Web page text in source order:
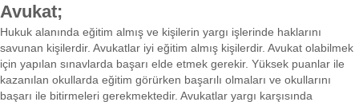
Avukat;
Hukuk alanında eğitim almış ve kişilerin yargı işlerinde haklarını
savunan kişilerdir. Avukatlar iyi eğitim almış kişilerdir. Avukat olabilmek
için yapılan sınavlarda başarı elde etmek gerekir. Yüksek puanlar ile
kazanılan okullarda eğitim görürken başarılı olmaları ve okullarını
başarı ile bitirmeleri gerekmektedir. Avukatlar yargı karşısında